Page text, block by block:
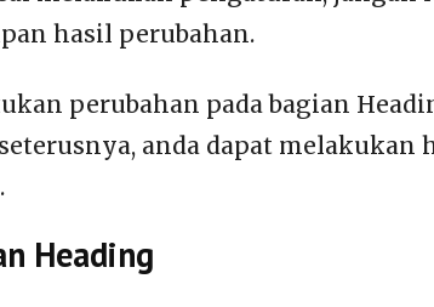
hasil perubahan.
perubahan pada bagian
anda dapat melakukan
Heading